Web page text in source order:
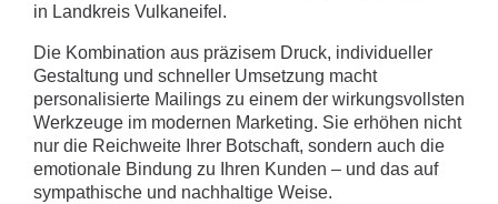
in Landkreis Vulkaneifel.
Die Kombination aus präzisem Druck, individueller
Gestaltung und schneller Umsetzung macht
personalisierte Mailings zu einem der wirkungsvollsten
Werkzeuge im modernen Marketing. Sie erhöhen nicht
nur die Reichweite Ihrer Botschaft, sondern auch die
emotionale Bindung zu Ihren Kunden – und das auf
sympathische und nachhaltige Weise.